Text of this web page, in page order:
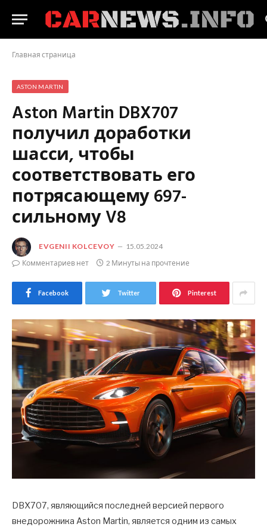
Главная страница
ASTON MARTIN
Aston Martin DBX707
получил доработки
шасси, чтобы
соответствовать его
потрясающему 697-
сильному V8
EVGENII KOLCEVOY
15.05.2024
Комментариев нет
2 Минуты на прочтение
Facebook Twitter Pinterest
DBX707, являющийся последней версией первого
внедорожника Aston Martin, является одним из самых